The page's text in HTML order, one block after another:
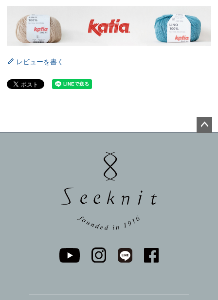
レビューを書く